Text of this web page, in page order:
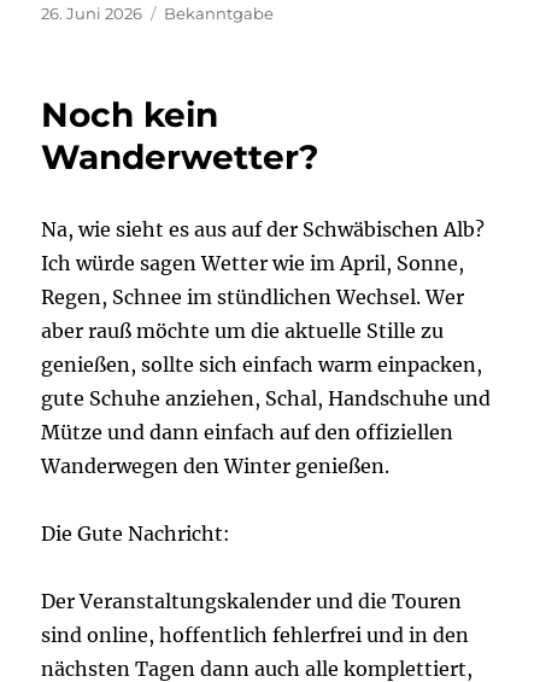
Veröffentlicht
26. Juni 2026 Kategorien
Bekanntgabe
Noch kein
Wanderwetter?
Na, wie sieht es aus auf der Schwäbischen Alb?
Ich würde sagen Wetter wie im April, Sonne,
Regen, Schnee im stündlichen Wechsel. Wer
aber rauß möchte um die aktuelle Stille zu
genießen, sollte sich einfach warm einpacken,
gute Schuhe anziehen, Schal, Handschuhe und
Mütze und dann einfach auf den offiziellen
Wanderwegen den Winter genießen.
Die Gute Nachricht:
Der Veranstaltungskalender und die Touren
sind online, hoffentlich fehlerfrei und in den
nächsten Tagen dann auch alle komplettiert,